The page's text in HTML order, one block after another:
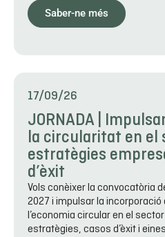
Saber-ne més
17/09/26
JORNADA |
la circularitat en el
estratègies
d’èxit
Vols conèixer la convocatòria
2027 i impulsar la incorporació
l’economia circular en el
estratègies, casos d’èxit i